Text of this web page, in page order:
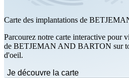
Carte des implantations de
Parcourez notre carte interactive pour
de BETJEMAN AND BARTON sur
d'oeil.
Je découvre la carte